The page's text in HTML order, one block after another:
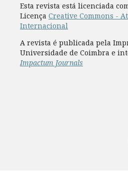
Esta revista está licenciada
Licença Creative Commons -
Internacional
A revista é publicada pela
Universidade de Coimbra e
Impactum Journals